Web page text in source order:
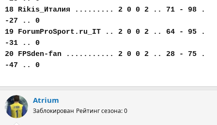
18 Rikis_Италия ......... 2 0 0 2 .. 71 - 98 .
-27 .. 0
19 ForumProSport.ru_IT .. 2 0 0 2 .. 64 - 95 .
-31 .. 0
20 FPSden-fan ........... 2 0 0 2 .. 28 - 75 .
-47 .. 0
Atrium
Заблокирован Рейтинг сезона: 0